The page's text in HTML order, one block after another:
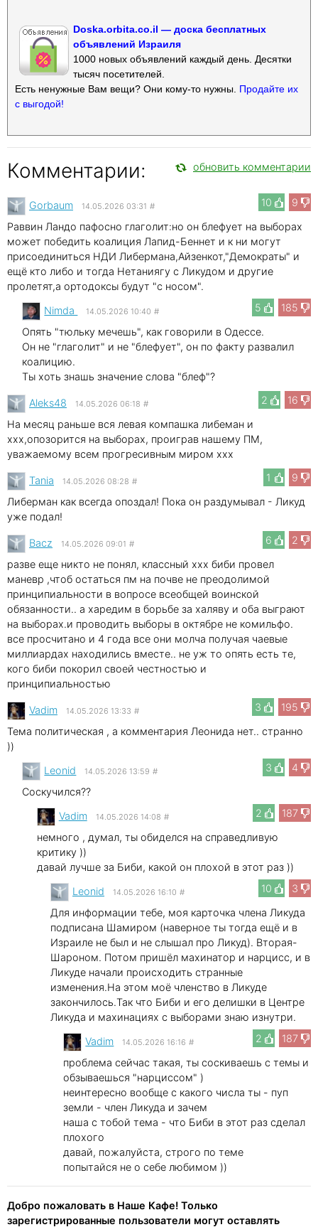
Doska.orbita.co.il — доска бесплатных
объявлений Израиля
1000 новых объявлений каждый день. Десятки
тысяч посетителей.
Есть ненужные Вам вещи? Они кому-то нужны. Продайте их
с выгодой!
Комментарии: обновить комментарии
10 9
Gorbaum 14.05.2026 03:31 #
Раввин Ландо пафосно глаголит:но он блефует на выборах
может победить коалиция Лапид-Беннет и к ни могут
присоединиться НДИ Либермана,Айзенкот,"Демократы" и
ещё кто либо и тогда Нетаниягу с Ликудом и другие
пролетят,а ортодоксы будут "с носом".
5
185
Nimda 14.05.2026 10:40 #
Опять "тюльку мечешь", как говорили в Одессе.
Он не "глаголит" и не "блефует", он по факту развалил
коалицию.
Ты хоть знашь значение слова "блеф"?
2
16
Aleks48 14.05.2026 06:18 #
На месяц раньше вся левая компашка либеман и
xxx,опозорится на выборах, проиграв нашему ПМ,
уважаемому всем прогресивным миром xxx
1
9
Tania 14.05.2026 08:28 #
Либерман как всегда опоздал! Пока он раздумывал - Ликуд
уже подал!
6
2
Bacz 14.05.2026 09:01 #
разве еще никто не понял, классный xxx биби провел
маневр ,чтоб остаться пм на почве не преодолимой
принципиальности в вопросе всеобщей воинской
обязанности.. а харедим в борьбе за халяву и оба выграют
на выборах.и проводить выборы в октябре не комильфо.
все просчитано и 4 года все они молча получая чаевые
миллиардах находились вместе.. не уж то опять есть те,
кого биби покорил своей честностью и
принципиальностью
3
195
Vadim 14.05.2026 13:33 #
Тема политическая , а комментария Леонида нет.. странно
))
3
4
Leonid 14.05.2026 13:59 #
Соскучился??
2
187
Vadim 14.05.2026 14:08 #
немного , думал, ты обиделся на справедливую
критику ))
давай лучше за Биби, какой он плохой в этот раз ))
10
3
Leonid 14.05.2026 16:10 #
Для информации тебе, моя карточка члена Ликуда
подписана Шамиром (наверное ты тогда ещё и в
Израиле не был и не слышал про Ликуд). Вторая-
Шароном. Потом пришёл махинатор и нарцисс, и в
Ликуде начали происходить странные
изменения.На этом моё членство в Ликуде
закончилось.Так что Биби и его делишки в Центре
Ликуда и махинациях с выборами знаю изнутри.
2
187
Vadim 14.05.2026 16:16 #
проблема сейчас такая, ты соскиваешь с темы и
обзываешься "нарциссом" )
неинтересно вообще с какого числа ты - пуп
земли - член Ликуда и зачем
наша с тобой тема - что Биби в этот раз сделал
плохого
давай, пожалуйста, строго по теме
попытайся не о себе любимом ))
Добро пожаловать в Наше Кафе! Только
зарегистрированные пользователи могут оставлять